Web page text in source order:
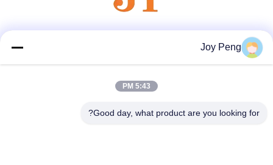
Joy Peng
5:43 PM
Good day, what product are you looking for?